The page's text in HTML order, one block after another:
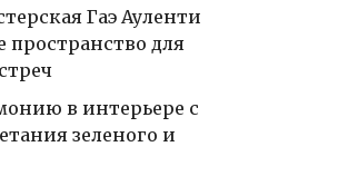
Гаэ Ауленти
пространство для
в интерьере с
зеленого и